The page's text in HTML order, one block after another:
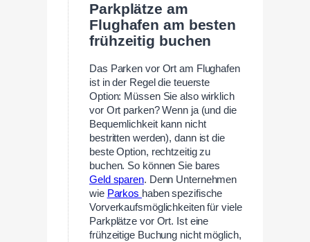
Parkplätze am
Flughafen am besten
frühzeitig buchen
Das Parken vor Ort am Flughafen
ist in der Regel die teuerste
Option: Müssen Sie also wirklich
vor Ort parken? Wenn ja (und die
Bequemlichkeit kann nicht
bestritten werden), dann ist die
beste Option, rechtzeitig zu
buchen. So können Sie bares
Geld sparen. Denn Unternehmen
wie Parkos haben spezifische
Vorverkaufsmöglichkeiten für viele
Parkplätze vor Ort. Ist eine
frühzeitige Buchung nicht möglich,